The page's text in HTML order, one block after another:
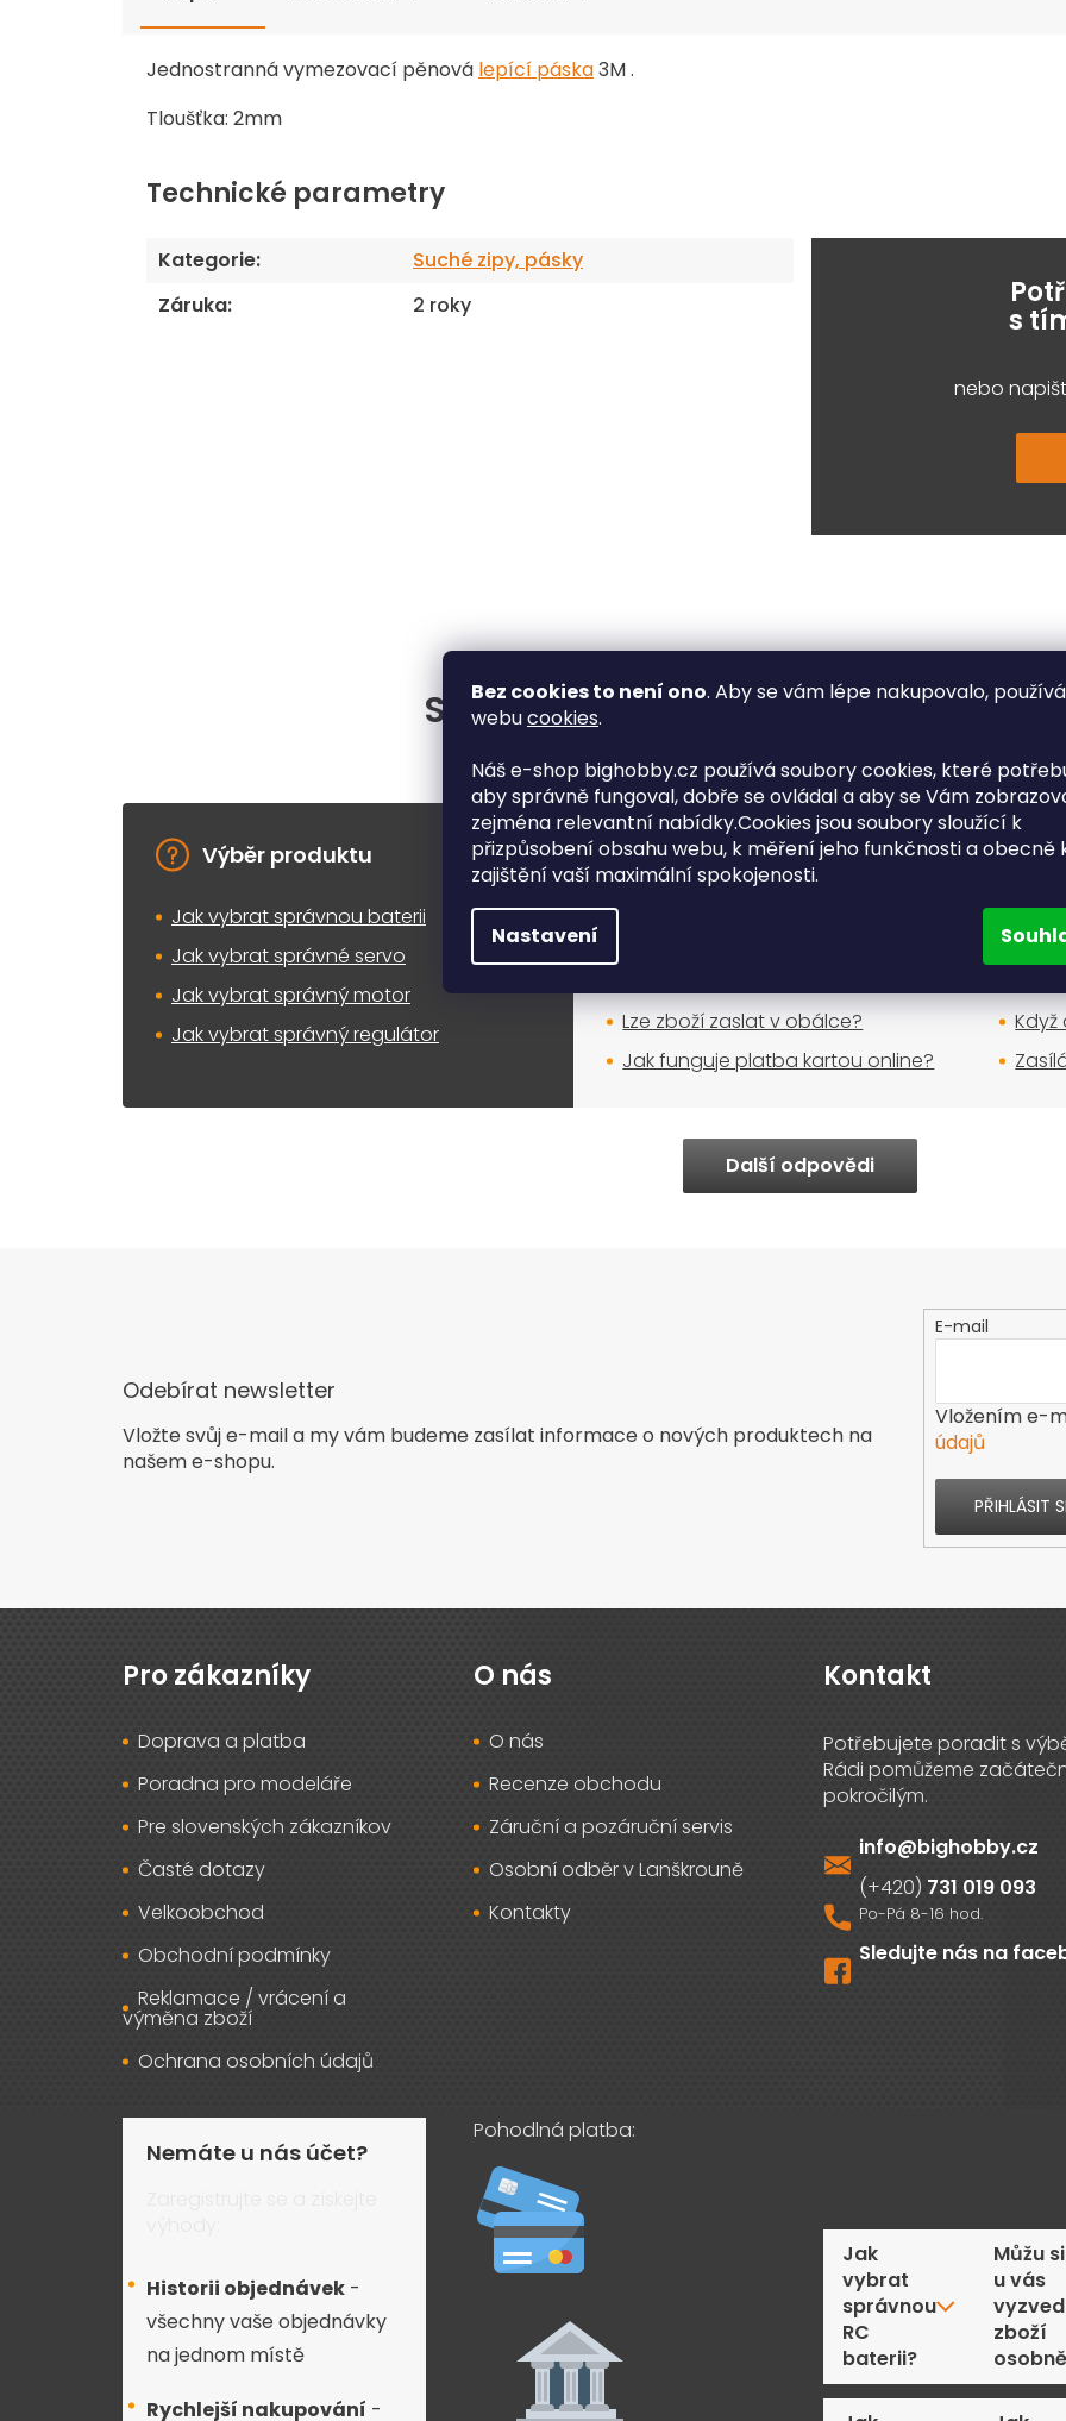
Bez cookies to není ono. Aby se vám lépe nakupovalo,
webucookies.
Náš e-shop bighobby.cz používá soubory cookies, které
aby správně fungoval, dobře se ovládal a aby se Vám
zejména relevantní nabídky.Cookies jsou soubory sloužící k
přizpůsobení obsahu webu, k měření jeho funkčnosti a obecně
zajištění vaší maximální spokojenosti.
Nastavení
Jednostranná vymezovací pěnová lepící páska3M .
Tloušťka: 2mm
Technické parametry
Kategorie:
Suché zipy, pásky
Záruka: 2 roky s
nebo
Situace, které řešíte při nákupu
Výběr produktu
Jak vybrat správnou baterii
Jak vybrat správné servo
Jak vybrat správný motor
Jak vybrat správný regulátor
Nákup na e-shopu
Lze zboží zaslat v obálce?
Jak funguje platba kartou online?
Kdy
Další odpovědi
Odebírat newsletter
Vložte svůj e-mail a my vám budeme zasílat informace o nových produktech na
našem e-shopu.
E-mail
Vložením e-
údajů
PŘIHLÁSIT
Pro zákazníky
Doprava a platba
Poradna pro modeláře
Pre slovenských zákazníkov
Časté dotazy
Velkoobchod
Obchodní podmínky
Reklamace / vrácení a
výměna zboží
Ochrana osobních údajů
O nás
O nás
Recenze obchodu
Záruční a pozáruční servis
Osobní odběr v Lanškrouně
Kontakty
Kontakt
info@bighobby.cz
731 019 093
Sledujte nás na
Nemáte u nás účet?
Historii objednávek -
všechny vaše objednávky
na jednom místě
Rychlejší nakupování -
Pohodlná platba:
Jak
vybrat
správnou
RC
baterii?
Můžu si
u vás
zboží